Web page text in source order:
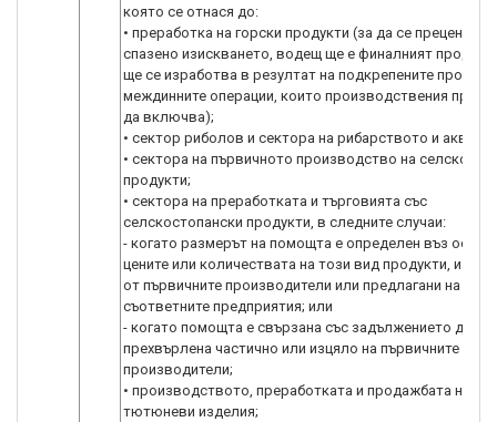
която се отнася до:
• преработка на горски продукти (за да се прецени
спазено изискването, водещ ще е финалният
ще се изработва в резултат на подкрепените
междинните операции, които производствения
да включва);
• сектор риболов и сектора на рибарството и
• сектора на първичното производство на
продукти;
• сектора на преработката и търговията със
селскостопански продукти, в следните случаи:
- когато размерът на помощта е определен въз
цените или количествата на този вид продукти,
от първичните производители или предлагани на
съответните предприятия; или
- когато помощта е свързана със задължението да
прехвърлена частично или изцяло на първичните
производители;
• производството, преработката и продажбата на
тютюневи изделия;